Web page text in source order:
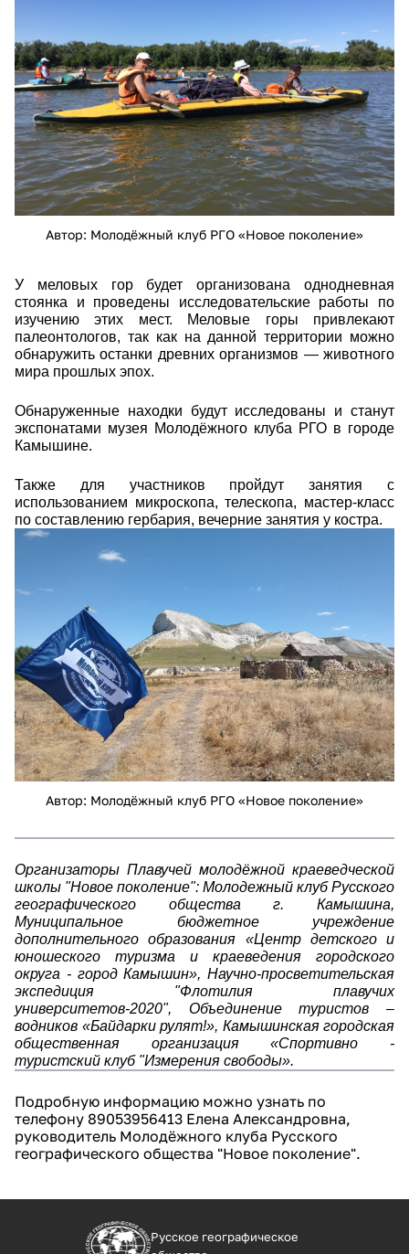
Автор: Молодёжный клуб РГО «Новое поколение»
У меловых гор будет организована однодневная
стоянка и проведены исследовательские работы по
изучению этих мест. Меловые горы привлекают
палеонтологов, так как на данной территории можно
обнаружить останки древних организмов — животного
мира прошлых эпох.
Обнаруженные находки будут исследованы и станут
экспонатами музея Молодёжного клуба РГО в городе
Камышине.
Также для участников пройдут занятия с
использованием микроскопа, телескопа, мастер-класс
по составлению гербария, вечерние занятия у костра.
Автор: Молодёжный клуб РГО «Новое поколение»
Организаторы Плавучей молодёжной краеведческой
школы "Новое поколение": Молодежный клуб Русского
географического общества г. Камышина,
Муниципальное бюджетное учреждение
дополнительного образования «Центр детского и
юношеского туризма и краеведения городского
округа - город Камышин», Научно-просветительская
экспедиция "Флотилия плавучих
университетов-2020", Объединение туристов –
водников «Байдарки рулят!», Камышинская городская
общественная организация «Спортивно -
туристский клуб "Измерения свободы».
Подробную информацию можно узнать по
телефону 89053956413 Елена Александровна,
руководитель Молодёжного клуба Русского
географического общества "Новое поколение".
Русское географическое